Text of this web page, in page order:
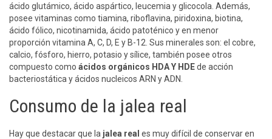
ácido glutámico, ácido aspártico, leucemia y glicocola. Además,
posee vitaminas como tiamina, riboflavina, piridoxina, biotina,
ácido fólico, nicotinamida, ácido patoténico y en menor
proporción vitamina A, C, D, E y B-12. Sus minerales son: el cobre,
calcio, fósforo, hierro, potasio y sílice, también posee otros
compuesto como ácidos orgánicos HDA Y HDEde acción
bacteriostática y ácidos nucleicos ARN y ADN.
Consumo de la jalea real
Hay que destacar que la jalea real es muy difícil de conservar en